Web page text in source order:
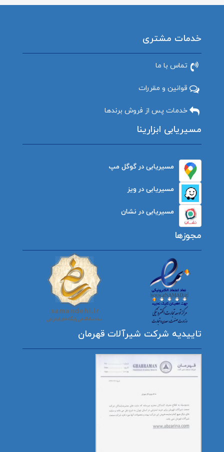
خدمات مشتری
تماس با ما
قوانین و مقررات
خدمات پس از فروش برندها
مسیریابی ابزارینا
مسیریابی در گوگل مپ
مسیریابی در ویز
مسیریابی در نشان
مجوزها
تاییدیه شرکت شیرآلات قهرمان